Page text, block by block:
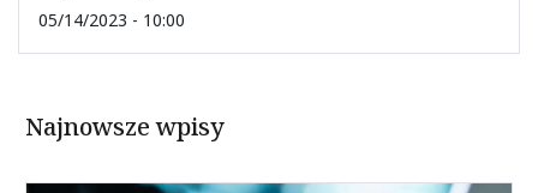
05/14/2023 - 10:00
Najnowsze wpisy